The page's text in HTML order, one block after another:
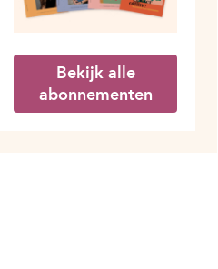
Bekijk alle
abonnementen